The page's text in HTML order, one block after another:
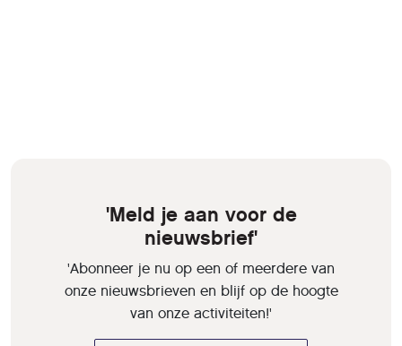
'Meld je aan voor de
nieuwsbrief'
'Abonneer je nu op een of meerdere van
onze nieuwsbrieven en blijf op de hoogte
van onze activiteiten!'